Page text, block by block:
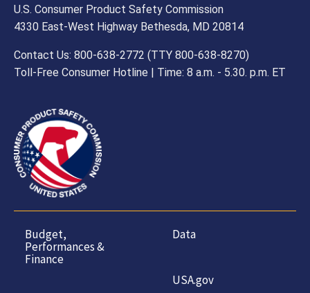
U.S. Consumer Product Safety Commission
4330 East-West Highway Bethesda, MD 20814
Contact Us: 800-638-2772 (TTY 800-638-8270)
Toll-Free Consumer Hotline | Time: 8 a.m. - 5.30. p.m. ET
Budget,
Performances &
Finance
Data
USA.gov